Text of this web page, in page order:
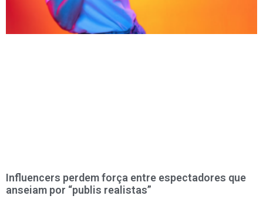
Influencers perdem força entre espectadores que
anseiam por “publis realistas”